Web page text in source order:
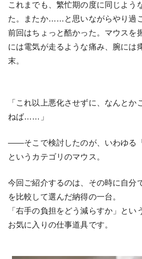
これまでも、繁忙期の度に同じよう
た。またか……と思いながらやり過
前回はちょっと酷かった。マウスを
には電気が走るような痛み、腕には
末。
「これ以上悪化させずに、なんとか
ねば……」
――そこで検討したのが、いわゆる「
というカテゴリのマウス。
今回ご紹介するのは、その時に自分
を比較して選んだ納得の一台。
「右手の負担をどう減らすか」とい
お気に入りの仕事道具です。